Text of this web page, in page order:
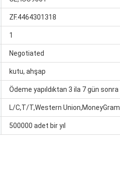
ZF.4464301318
1
Negotiated
kutu, ahşap
Ödeme yapıldıktan 3 ila 7 gün sonra
L/C,T/T,Western Union,MoneyGram
500000 adet bir yıl